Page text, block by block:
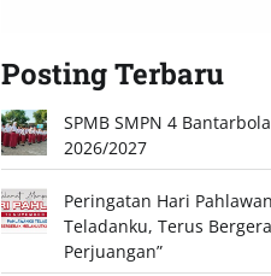
Posting Terbaru
SPMB SMPN 4
2026/2027
Peringatan Hari
Teladanku, Terus
Perjuangan”